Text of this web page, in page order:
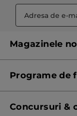
Magazinele
Programe de
Concursuri &